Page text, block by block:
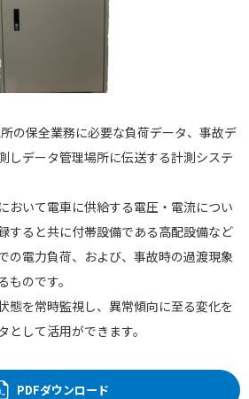
所の保全業務に必要な負荷データ、事故デ
しデータ管理場所に伝送する計測システ
おいて電車に供給する電圧・電流につい
すると共に付帯設備である高配設備など
の電力負荷、および、事故時の過渡現象
のです。
態を常時監視し、異常傾向に至る変化を
して活用ができます。
PDFダウンロード